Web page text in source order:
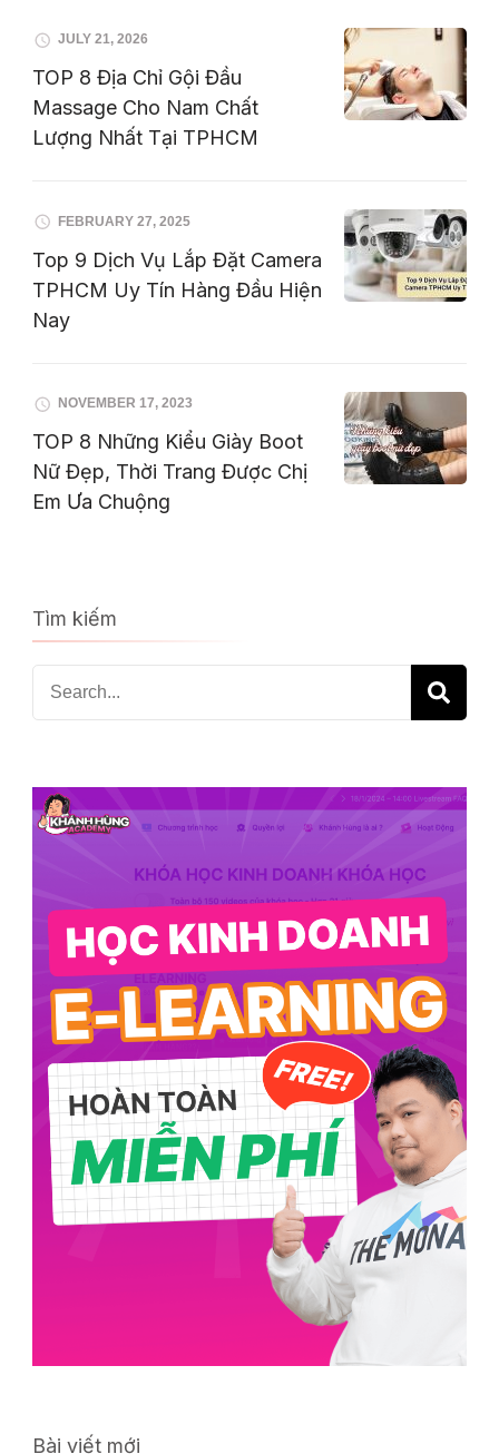
JULY 21, 2026
TOP 8 Địa Chỉ Gội Đầu
Massage Cho Nam Chất
Lượng Nhất Tại TPHCM
FEBRUARY 27, 2025
Top 9 Dịch Vụ Lắp Đặt Camera
TPHCM Uy Tín Hàng Đầu Hiện
Nay
NOVEMBER 17, 2023
TOP 8 Những Kiểu Giày Boot
Nữ Đẹp, Thời Trang Được Chị
Em Ưa Chuộng
Tìm kiếm
Search
for:
Bài viết mới